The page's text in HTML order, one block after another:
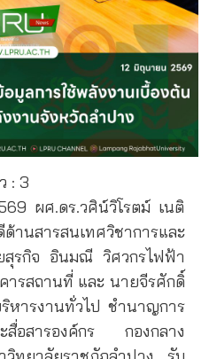
: 3
ผศ.ดร.วศิน์วิโรตม์ เนติ
สารสนเทศวิชาการและ
รกิจ อินมณี วิศวกรไฟฟ้า
ารสถานที่ และ นายจีรศักดิ์
หารงานทั่วไป ชำนาญการ
ะสื่อสารองค์กร กองกลาง